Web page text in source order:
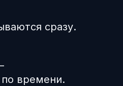
сразу.
по времени.